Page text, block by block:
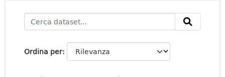
Ordina per